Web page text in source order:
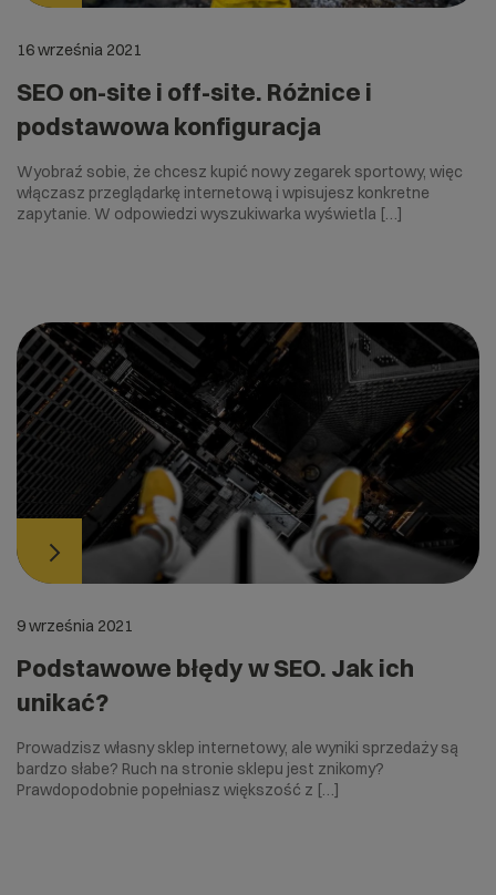
16 września 2021
SEO on-site i off-site. Różnice i
podstawowa konfiguracja
Wyobraź sobie, że chcesz kupić nowy zegarek sportowy, więc
włączasz przeglądarkę internetową i wpisujesz konkretne
zapytanie. W odpowiedzi wyszukiwarka wyświetla […]
9 września 2021
Podstawowe błędy w SEO. Jak ich
unikać?
Prowadzisz własny sklep internetowy, ale wyniki sprzedaży są
bardzo słabe? Ruch na stronie sklepu jest znikomy?
Prawdopodobnie popełniasz większość z […]